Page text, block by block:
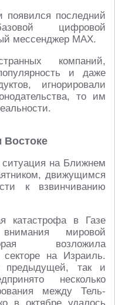
появился последний
цифровой
мессенджер МАХ.
компаний,
и даже
игнорировали
то им
Востоке
ситуация на Ближнем
движущимся
к взвинчиванию
катастрофа в Газе
мировой
возложила
секторе на Израиль.
предыдущей, так и
несколько
между Тель-